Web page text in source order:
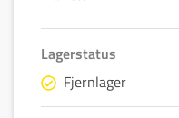
Lagerstatus
Fjernlager